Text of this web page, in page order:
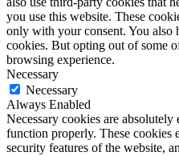
you use this website. These
only with your consent. You also
cookies. But opting out of some
browsing experience.
Necessary
Necessary
Always Enabled
Necessary cookies are
function properly. These cookies
security features of the website,